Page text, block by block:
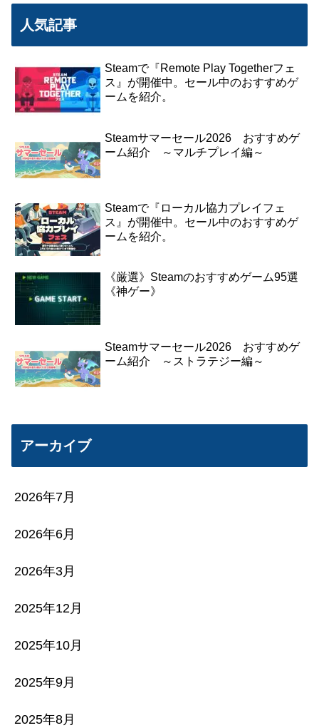
人気記事
Steamで『Remote Play Togetherフェ
ス』が開催中。セール中のおすすめゲ
ームを紹介。
Steamサマーセール2026 おすすめゲ
ーム紹介 ～マルチプレイ編～
Steamで『ローカル協力プレイフェ
ス』が開催中。セール中のおすすめゲ
ームを紹介。
《厳選》Steamのおすすめゲーム95選
《神ゲー》
Steamサマーセール2026 おすすめゲ
ーム紹介 ～ストラテジー編～
アーカイブ
2026年7月
2026年6月
2026年3月
2025年12月
2025年10月
2025年9月
2025年8月